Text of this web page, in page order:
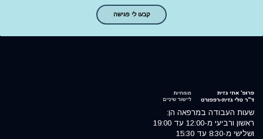
קבעו לי פגישה
שעות העבודה במרפאה הן:
ראשון ורביעי מ-12:00 עד 19:00
ושלישי מ-8:30 עד 15:30